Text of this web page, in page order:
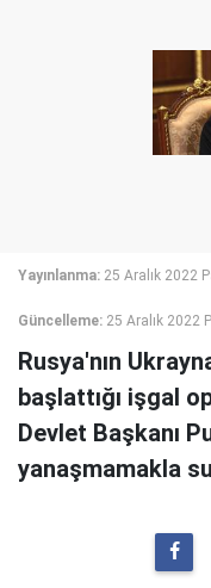
Yayınlanma: 25 Aralık 2022
Güncelleme: 25 Aralık 2022
Rusya'nın
başlattığı işgal
Devlet Başkanı
yanaşmamakla